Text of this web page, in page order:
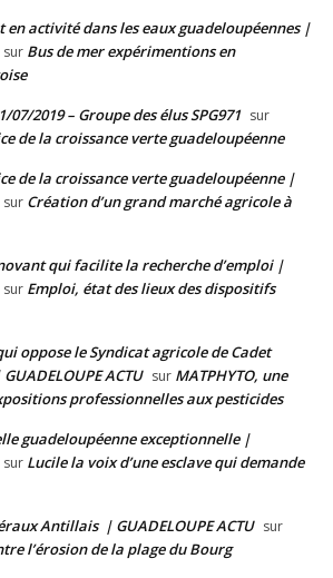
en activité dans les eaux guadeloupéennes |
sur Bus de mer expérimentions en
07/2019 – Groupe des élus SPG971 sur
de la croissance verte guadeloupéenne
de la croissance verte guadeloupéenne |
sur Création d’un grand marché agricole à
qui facilite la recherche d’emploi |
sur Emploi, état des lieux des dispositifs
oppose le Syndicat agricole de Cadet
ACTU sur MATPHYTO, une
professionnelles aux pesticides
guadeloupéenne exceptionnelle |
sur Lucile la voix d’une esclave qui demande
Antillais | GUADELOUPE ACTU sur
l’érosion de la plage du Bourg